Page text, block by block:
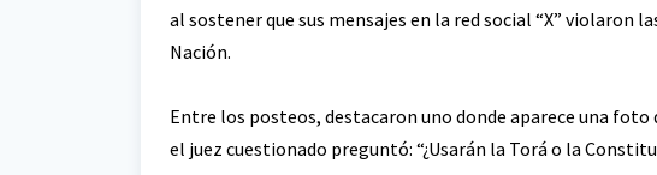
al sostener que sus mensajes en la red social “X” violaron
Nación.
Entre los posteos, destacaron uno donde aparece una foto
el juez cuestionado preguntó: “¿Usarán la Torá o la